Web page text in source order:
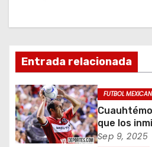
c
ó
n
d
Entrada relacionada
FUTBOL
que los
Unidos
Sep 9, 2025